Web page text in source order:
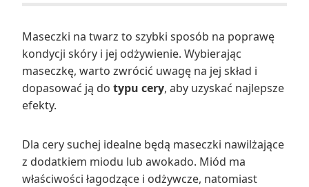
Maseczki na twarz to szybki sposób na poprawę
kondycji skóry i jej odżywienie. Wybierając
maseczkę, warto zwrócić uwagę na jej skład i
dopasować ją do typu cery, aby uzyskać najlepsze
efekty.
Dla cery suchej idealne będą maseczki nawilżające
z dodatkiem miodu lub awokado. Miód ma
właściwości łagodzące i odżywcze, natomiast